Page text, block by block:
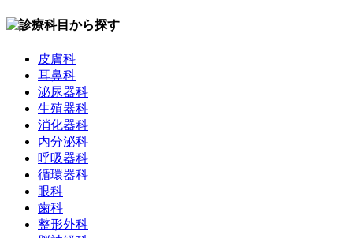
皮膚科
耳鼻科
泌尿器科
生殖器科
消化器科
内分泌科
呼吸器科
循環器科
眼科
歯科
整形外科